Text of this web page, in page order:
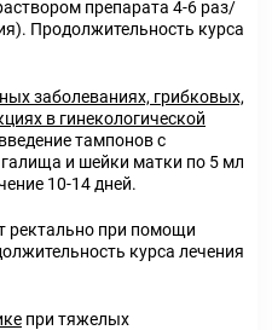
препарата 4-6 раз/
Продолжительность курса
заболеваниях, грибковых,
в гинекологической
тампонов с
и шейки матки по 5 мл
10-14 дней.
ректально при помощи
курса лечения
при тяжелых